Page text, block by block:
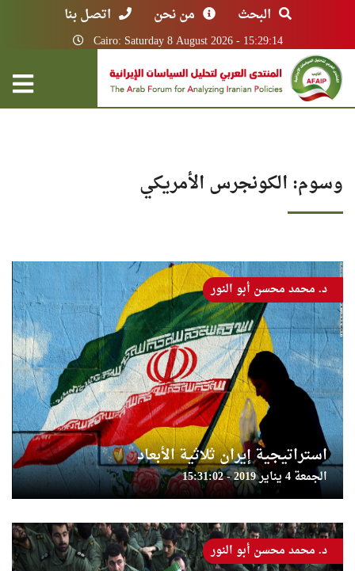
البحث من نحن اتصل بنا
Cairo: Saturday 8 August 2026 - 15:29:14
وسوم: الكونجرس الأمريكي
استراتيجية إيران ثلاثية الأبعاد
الجمعة 4 يناير 2019 - 15:31:02
د. محمد محسن أبو النور
د. محمد محسن أبو النور